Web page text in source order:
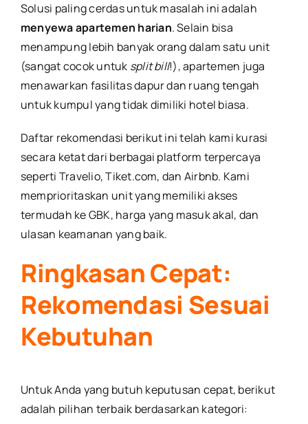
Solusi paling cerdas untuk masalah ini adalah
menyewa apartemen harian. Selain bisa
menampung lebih banyak orang dalam satu unit
(sangat cocok untuk split bill!), apartemen juga
menawarkan fasilitas dapur dan ruang tengah
untuk kumpul yang tidak dimiliki hotel biasa.
Daftar rekomendasi berikut ini telah kami kurasi
secara ketat dari berbagai platform terpercaya
seperti Travelio, Tiket.com, dan Airbnb. Kami
memprioritaskan unit yang memiliki akses
termudah ke GBK, harga yang masuk akal, dan
ulasan keamanan yang baik.
Ringkasan Cepat:
Rekomendasi Sesuai
Kebutuhan
Untuk Anda yang butuh keputusan cepat, berikut
adalah pilihan terbaik berdasarkan kategori: